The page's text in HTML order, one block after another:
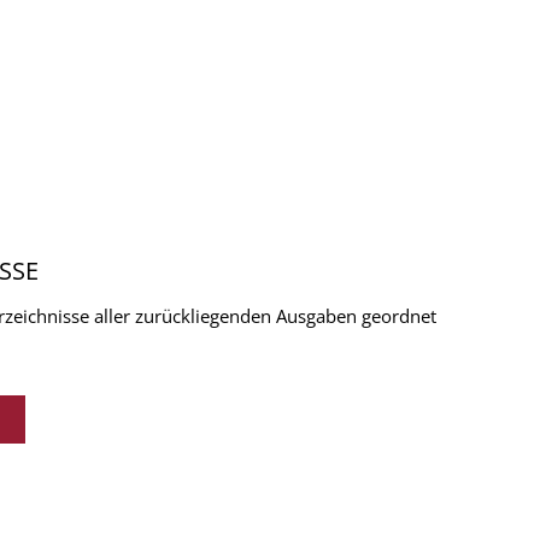
aller zurückliegenden Ausgaben geordnet